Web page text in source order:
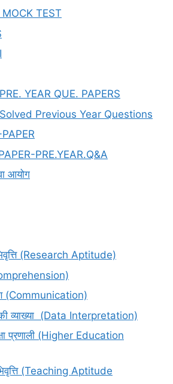
TEST
YEAR QUE. PAPERS
Previous Year Questions
PRE.YEAR.Q&A
आयोग
(Research Aptitude)
(Communication)
व्याख्या (Data Interpretation)
प्रणाली (Higher Education
(Teaching Aptitude